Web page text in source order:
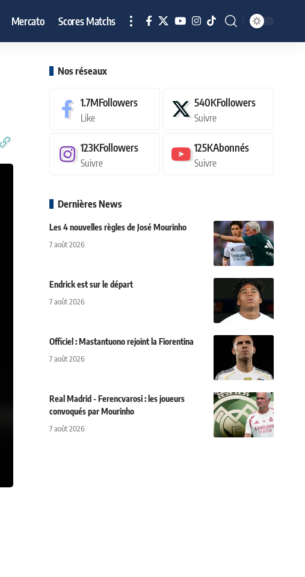
Mercato Scores Matchs
Nos réseaux
1.7MFollowers
Like
540KFollowers
Suivre
123KFollowers
Suivre
125KAbonnés
Suivre
Dernières News
Les 4 nouvelles règles de José Mourinho
7 août 2026
Endrick est sur le départ
7 août 2026
Officiel : Mastantuono rejoint la Fiorentina
7 août 2026
Real Madrid - Ferencvarosi : les joueurs
convoqués par Mourinho
7 août 2026